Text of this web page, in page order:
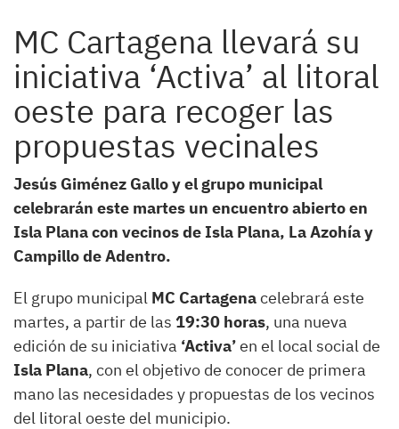
MC Cartagena llevará su
iniciativa ‘Activa’ al litoral
oeste para recoger las
propuestas vecinales
Jesús Giménez Gallo y el grupo municipal
celebrarán este martes un encuentro abierto en
Isla Plana con vecinos de Isla Plana, La Azohía y
Campillo de Adentro.
El grupo municipal MC Cartagenacelebrará este
martes, a partir de las 19:30 horas, una nueva
edición de su iniciativa ‘Activa’en el local social de
Isla Plana, con el objetivo de conocer de primera
mano las necesidades y propuestas de los vecinos
del litoral oeste del municipio.